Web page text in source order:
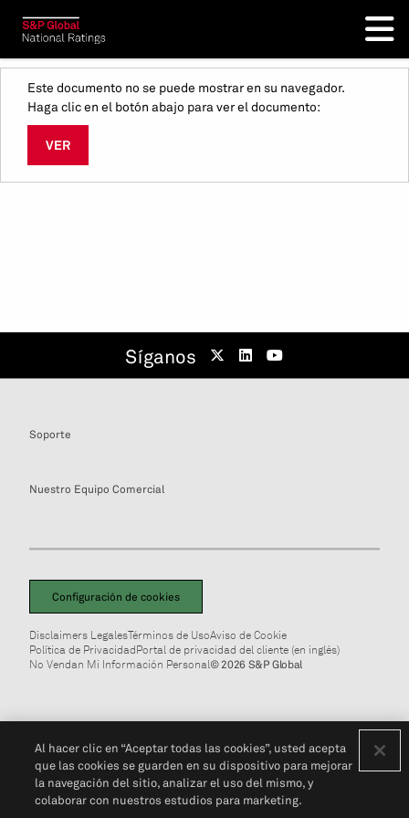
Este documento no se puede mostrar en su navegador.
Haga clic en el botón abajo para ver el documento:
VER
Síganos
Soporte
Nuestro Equipo Comercial
Configuración de cookies
Disclaimers LegalesTérminos de UsoAviso de Cookie
Política de PrivacidadPortal de privacidad del cliente (en inglés)
No Vendan Mi Información Personal© 2026 S&P Global
Al hacer clic en “Aceptar todas las cookies”, usted acepta
que las cookies se guarden en su dispositivo para mejorar
la navegación del sitio, analizar el uso del mismo, y
colaborar con nuestros estudios para marketing.